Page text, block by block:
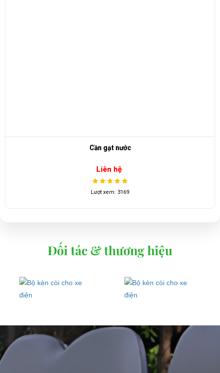
Cần gạt nước
Liên hệ
Lượt xem: 3169
Đối tác & thương hiệu